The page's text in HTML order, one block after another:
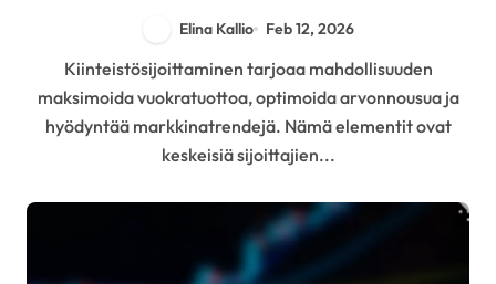
Elina Kallio Feb 12, 2026
Kiinteistösijoittaminen tarjoaa mahdollisuuden
maksimoida vuokratuottoa, optimoida arvonnousua ja
hyödyntää markkinatrendejä. Nämä elementit ovat
keskeisiä sijoittajien...